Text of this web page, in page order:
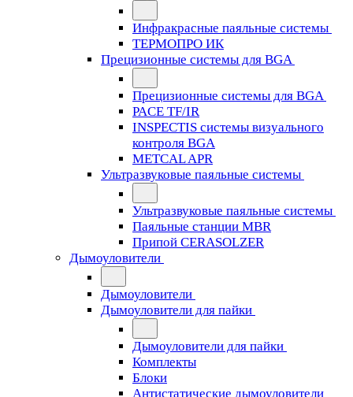
Инфракрасные паяльные системы
ТЕРМОПРО ИК
Прецизионные системы для BGA
Прецизионные системы для BGA
PACE TF/IR
INSPECTIS системы визуального
контроля BGA
METCAL APR
Ультразвуковые паяльные системы
Ультразвуковые паяльные системы
Паяльные станции MBR
Припой CERASOLZER
Дымоуловители
Дымоуловители
Дымоуловители для пайки
Дымоуловители для пайки
Комплекты
Блоки
Антистатические дымоуловители